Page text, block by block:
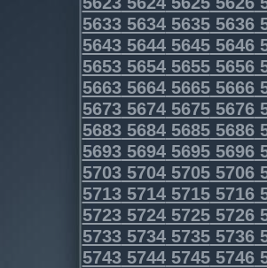
5633563456355636
5643564456455646
5653565456555656
5663566456655666
5673567456755676
5683568456855686
5693569456955696
5703570457055706
5713571457155716
5723572457255726
5733573457355736
5743574457455746